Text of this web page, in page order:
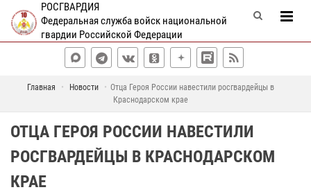
РОСГВАРДИЯ
Федеральная служба войск национальной
гвардии Российской Федерации
Главная Новости
Отца Героя России навестили росгвардейцы в
Краснодарском крае
ОТЦА ГЕРОЯ РОССИИ НАВЕСТИЛИ
РОСГВАРДЕЙЦЫ В КРАСНОДАРСКОМ
КРАЕ